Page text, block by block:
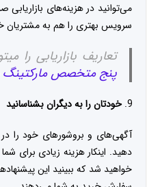
می‌توانید در هزینه‌های
سرویس بهتری را هم به مشتریان
تعاریف بازاریابی را
پنج متخصص مارکتینگ
خودتان را به دیگران بشناسانید
آگهی‌های و بروشورهای خود را
دهید. اینکار هزینه زیادی برای
خواهید شد که ببینید این